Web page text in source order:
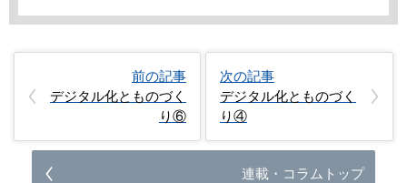
前の記事
デジタル化とものづく
り⑥
次の記事
デジタル化とものづく
り④
連載・コラムトップ